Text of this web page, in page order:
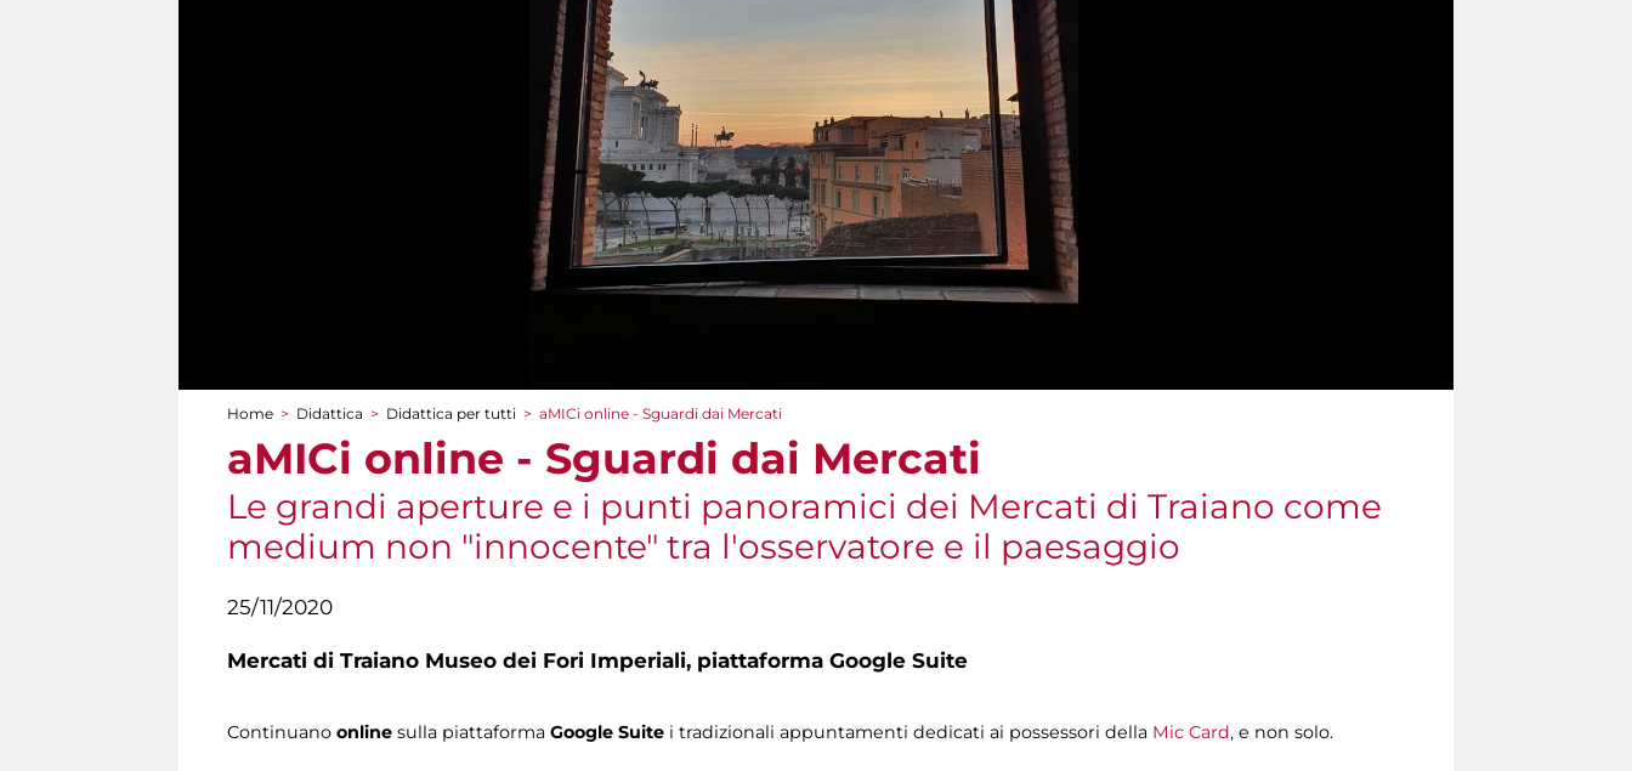
Tu sei qui
Home > Didattica > Didattica per tutti > aMICi online - Sguardi dai Mercati
aMICi online - Sguardi dai Mercati
Le grandi aperture e i punti panoramici dei Mercati di Traiano come
medium non "innocente" tra l'osservatore e il paesaggio
25/11/2020
Mercati di Traiano Museo dei Fori Imperiali, piattaforma Google Suite
Continuano online sulla piattaforma Google Suite i tradizionali appuntamenti dedicati ai possessori della Mic Card, e non solo.